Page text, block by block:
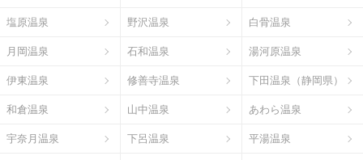
塩原温泉 野沢温泉 白骨温泉
月岡温泉 石和温泉 湯河原温泉
伊東温泉 修善寺温泉 下田温泉（静岡県）
和倉温泉 山中温泉 あわら温泉
宇奈月温泉 下呂温泉 平湯温泉